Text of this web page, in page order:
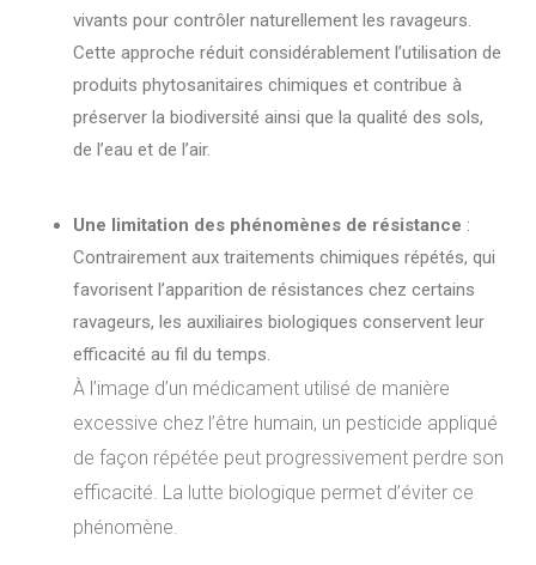
vivants pour contrôler naturellement les ravageurs.
Cette approche réduit considérablement l’utilisation de
produits phytosanitaires chimiques et contribue à
préserver la biodiversité ainsi que la qualité des sols,
de l’eau et de l’air.
Une limitation des phénomènes de résistance :
Contrairement aux traitements chimiques répétés, qui
favorisent l’apparition de résistances chez certains
ravageurs, les auxiliaires biologiques conservent leur
efficacité au fil du temps.
À l’image d’un médicament utilisé de manière
excessive chez l’être humain, un pesticide appliqué
de façon répétée peut progressivement perdre son
efficacité. La lutte biologique permet d’éviter ce
phénomène.